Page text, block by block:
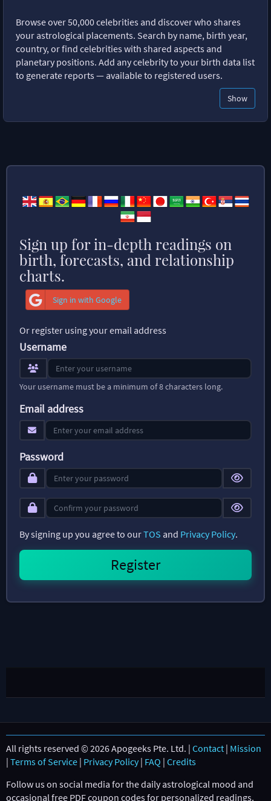
Browse over 50,000 celebrities and discover who shares
your astrological placements. Search by name, birth year,
country, or find celebrities with shared aspects and
planetary positions. Add any celebrity to your birth data list
to generate reports — available to registered users.
Show
Sign up for in-depth readings on
birth, forecasts, and relationship
charts.
Sign in with Google
Or register using your email address
Username
Your username must be a minimum of 8 characters long.
Email address
Password
By signing up you agree to ourTOS and Privacy Policy.
All rights reserved © 2026 Apogeeks Pte. Ltd. | Contact | Mission
| Terms of Service | Privacy Policy| FAQ | Credits
Follow us on social media for the daily astrological mood and
occasional free PDF coupon codes for personalized readings.